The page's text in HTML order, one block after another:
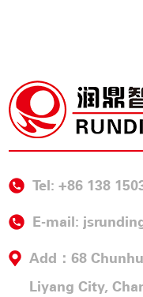
Tel: +86 138
E-mail:
Add：68
Liyang City,